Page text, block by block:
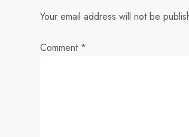
a
Your email address will not be
Comment *